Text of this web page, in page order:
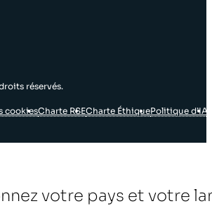
réservés.
cookiesCharte RSECharte ÉthiquePolitique d’IA
votre pays et votre